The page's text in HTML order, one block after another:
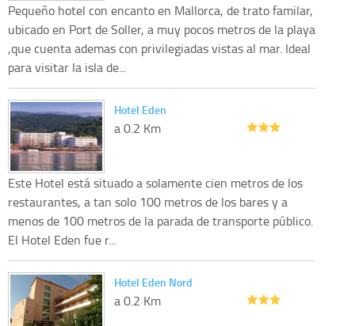
Pequeño hotel con encanto en Mallorca, de trato familar,
ubicado en Port de Soller, a muy pocos metros de la playa
,que cuenta ademas con privilegiadas vistas al mar. Ideal
para visitar la isla de...
Hotel Eden
a 0.2 Km
Este Hotel está situado a solamente cien metros de los
restaurantes, a tan solo 100 metros de los bares y a
menos de 100 metros de la parada de transporte público.
El Hotel Eden fue r...
Hotel Eden Nord
a 0.2 Km